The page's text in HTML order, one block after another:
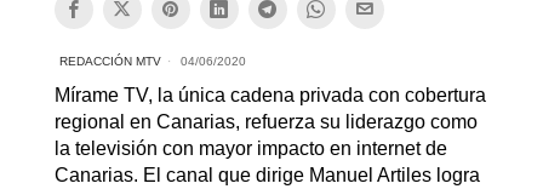
REDACCIÓN MTV 04/06/2020
Mírame TV, la única cadena privada con cobertura
regional en Canarias, refuerza su liderazgo como
la televisión con mayor impacto en internet de
Canarias. El canal que dirige Manuel Artiles logra